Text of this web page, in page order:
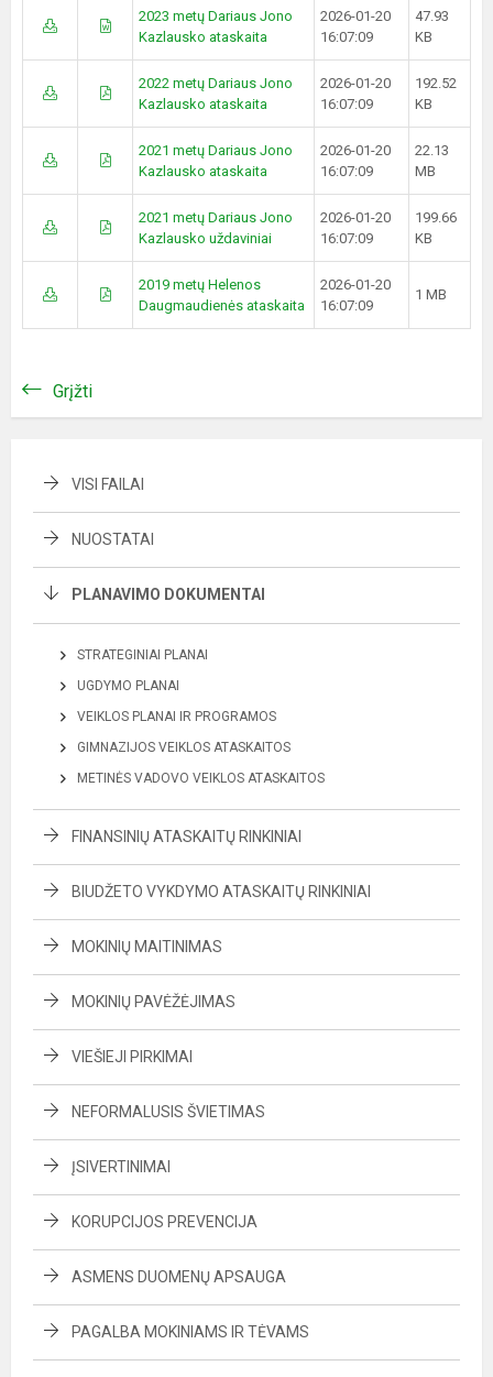
2023 metų Dariaus Jono
Kazlausko ataskaita
2026-01-20
16:07:09
47.93
KB
2022 metų Dariaus Jono
Kazlausko ataskaita
2026-01-20
16:07:09
192.52
KB
2021 metų Dariaus Jono
Kazlausko ataskaita
2026-01-20
16:07:09
22.13
MB
2021 metų Dariaus Jono
Kazlausko uždaviniai
2026-01-20
16:07:09
199.66
KB
2019 metų Helenos
Daugmaudienės ataskaita
2026-01-20
16:07:09
1 MB
Grįžti
VISI FAILAI
NUOSTATAI
PLANAVIMO DOKUMENTAI
STRATEGINIAI PLANAI
UGDYMO PLANAI
VEIKLOS PLANAI IR PROGRAMOS
GIMNAZIJOS VEIKLOS ATASKAITOS
METINĖS VADOVO VEIKLOS ATASKAITOS
FINANSINIŲ ATASKAITŲ RINKINIAI
BIUDŽETO VYKDYMO ATASKAITŲ RINKINIAI
MOKINIŲ MAITINIMAS
MOKINIŲ PAVĖŽĖJIMAS
VIEŠIEJI PIRKIMAI
NEFORMALUSIS ŠVIETIMAS
ĮSIVERTINIMAI
KORUPCIJOS PREVENCIJA
ASMENS DUOMENŲ APSAUGA
PAGALBA MOKINIAMS IR TĖVAMS